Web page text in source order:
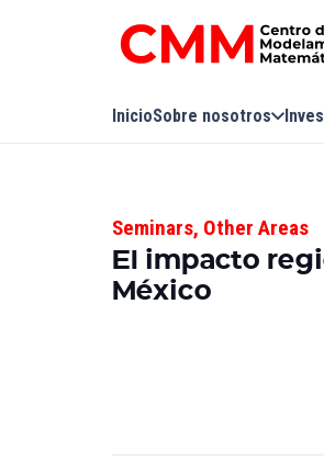
InicioSobre nosotros
Seminars, Other Areas
El impacto
México